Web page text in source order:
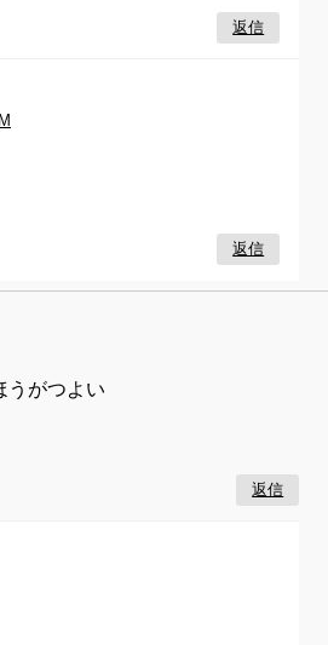
返信
返信
うがつよい
返信